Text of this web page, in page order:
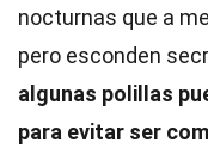
nocturnas que a
pero esconden
algunas polillas
para evitar ser